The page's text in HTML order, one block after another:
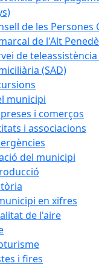
de les Persones
de l'Alt
de
(SAD)
municipi
i comerços
i associacions
del municipi
en xifres
de l'aire
i fires